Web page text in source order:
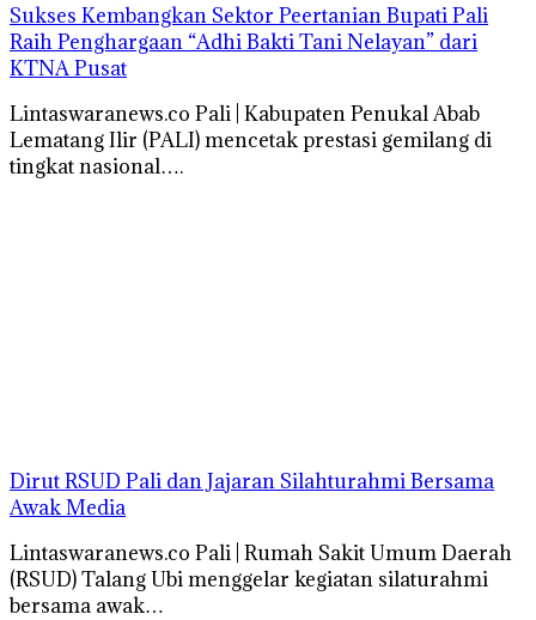
Sukses Kembangkan Sektor Peertanian Bupati Pali
Raih Penghargaan “Adhi Bakti Tani Nelayan” dari
KTNA Pusat
Lintaswaranews.co Pali | Kabupaten Penukal Abab
Lematang Ilir (PALI) mencetak prestasi gemilang di
tingkat nasional….
Dirut RSUD Pali dan Jajaran Silahturahmi Bersama
Awak Media
Lintaswaranews.co Pali | Rumah Sakit Umum Daerah
(RSUD) Talang Ubi menggelar kegiatan silaturahmi
bersama awak…